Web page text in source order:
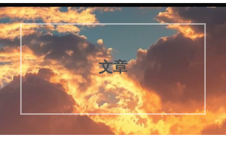
文章